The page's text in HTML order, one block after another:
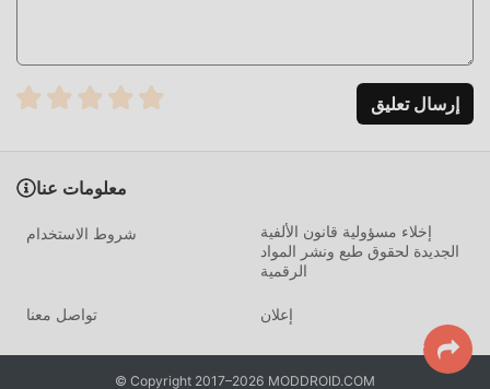
التحميل الان
ما عليك سوى النقر فوق زر التنزيل لتثبيت تطبيق moddroid ،
حزمة تثبيت moddroid بنقرة واحدة ، وهناك المزيد من تطبيقات
mod الشائعة المجانية التي تنتظر عليك أن تلعب ، ماذا تنتظر ، قم
إرسال تعليق
معلومات عنا
شروط الاستخدام
إخلاء مسؤولية قانون الألفية
الجديدة لحقوق طبع ونشر المواد
الرقمية
تواصل معنا إعلان
© Copyright 2017–2026 MODDROID.COM